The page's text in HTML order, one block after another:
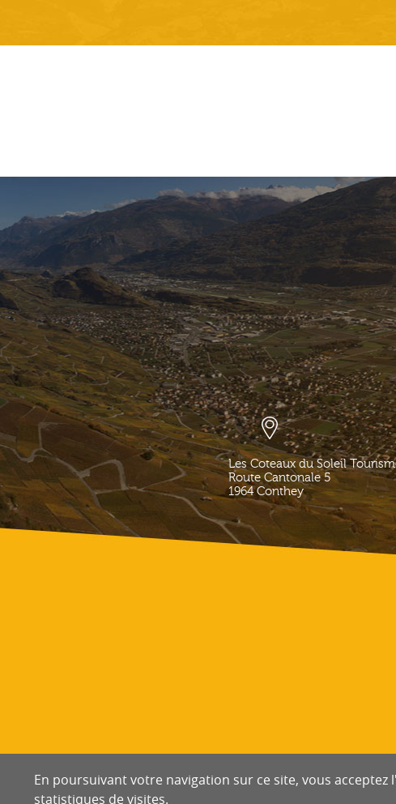
Les Coteaux du Soleil
Route Cantonale 5
1964 Conthey
En poursuivant votre navigation sur ce site, vous
statistiques de visites.